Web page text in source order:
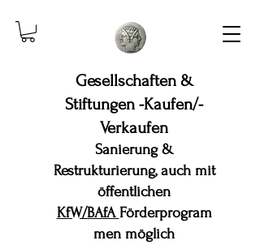
Gesellschaften &
Stiftungen -Kaufen/-
Verkaufen
Sanierung &
Restrukturierung, auch mit
öffentlichen
KfW/BAfAFörderprogram
men möglich